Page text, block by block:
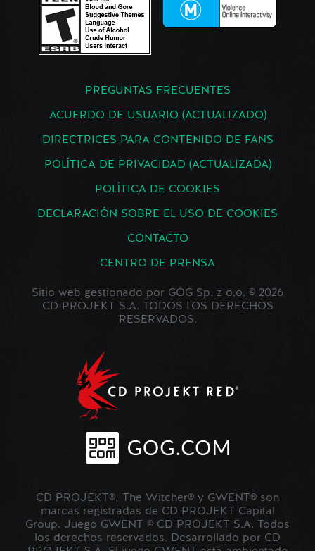
PREGUNTAS FRECUENTES
ACUERDO DE USUARIO (ACTUALIZADO)
DIRECTRICES PARA CONTENIDO DE FANS
POLÍTICA DE PRIVACIDAD (ACTUALIZADA)
POLÍTICA DE COOKIES
DECLARACIÓN SOBRE EL USO DE COOKIES
CONTACTO
CENTRO DE PRENSA
Sitio web gestionado por GOG Sp. z o.o. © 2026
CD PROJEKT S.A. TODOS LOS DERECHOS
RESERVADOS.
CD PROJEKT®, The Witcher® y GWENT® son
marcas registradas de CD PROJEKT Capital
Group. Juego GWENT © CD PROJEKT S.A. Todos
los derechos reservados. Desarrollado por CD